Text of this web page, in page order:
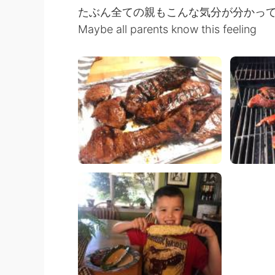
たぶん全ての親もこんな気分が分かっ
Maybe all parents know this feeling